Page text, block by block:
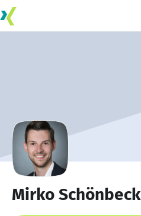
Mirko Schönbeck